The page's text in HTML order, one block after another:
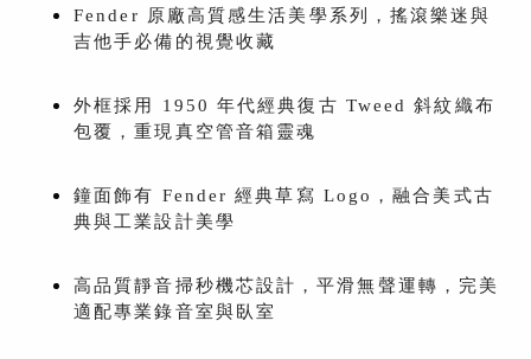
Fender 原廠高質感生活美學系列，搖滾樂迷與
吉他手必備的視覺收藏
外框採用 1950 年代經典復古 Tweed 斜紋織布
包覆，重現真空管音箱靈魂
鐘面飾有 Fender 經典草寫 Logo，融合美式古
典與工業設計美學
高品質靜音掃秒機芯設計，平滑無聲運轉，完美
適配專業錄音室與臥室